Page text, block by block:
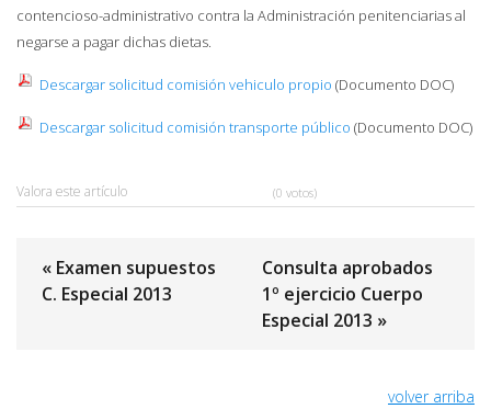
contencioso-administrativo contra la Administración penitenciarias al
negarse a pagar dichas dietas.
Descargar solicitud comisión vehiculo propio (Documento DOC)
Descargar solicitud comisión transporte público (Documento DOC)
Valora este artículo (0 votos)
« Examen supuestos
C. Especial 2013
Consulta aprobados
1º ejercicio Cuerpo
Especial 2013 »
volver arriba